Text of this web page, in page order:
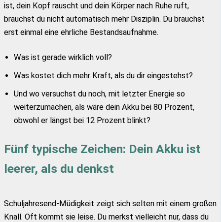
ist, dein Kopf rauscht und dein Körper nach Ruhe ruft,
brauchst du nicht automatisch mehr Disziplin. Du brauchst
erst einmal eine ehrliche Bestandsaufnahme.
Was ist gerade wirklich voll?
Was kostet dich mehr Kraft, als du dir eingestehst?
Und wo versuchst du noch, mit letzter Energie so
weiterzumachen, als wäre dein Akku bei 80 Prozent,
obwohl er längst bei 12 Prozent blinkt?
Fünf typische Zeichen: Dein Akku ist
leerer, als du denkst
Schuljahresend-Müdigkeit zeigt sich selten mit einem großen
Knall. Oft kommt sie leise. Du merkst vielleicht nur, dass du